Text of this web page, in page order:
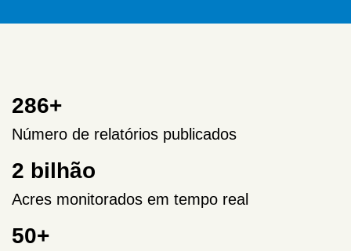
286+
Número de relatórios publicados
2 bilhão
Acres monitorados em tempo real
50+